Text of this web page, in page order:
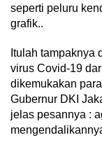
seperti peluru
grafik..
Itulah tampaknya
virus Covid-19
dikemukakan
Gubernur DKI
jelas pesannya :